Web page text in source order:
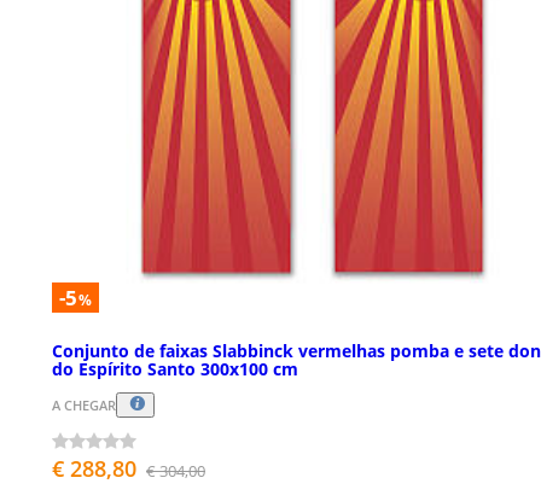
-5%
Conjunto de faixas Slabbinck vermelhas pomba e sete
do Espírito Santo 300x100 cm
A CHEGAR
€ 288,80 € 304,00